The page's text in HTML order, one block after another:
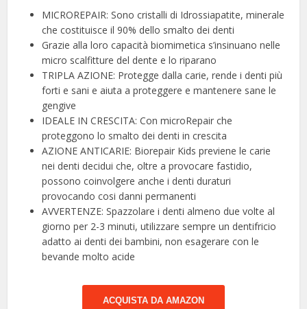
MICROREPAIR: Sono cristalli di Idrossiapatite, minerale
che costituisce il 90% dello smalto dei denti
Grazie alla loro capacità biomimetica s’insinuano nelle
micro scalfitture del dente e lo riparano
TRIPLA AZIONE: Protegge dalla carie, rende i denti più
forti e sani e aiuta a proteggere e mantenere sane le
gengive
IDEALE IN CRESCITA: Con microRepair che
proteggono lo smalto dei denti in crescita
AZIONE ANTICARIE: Biorepair Kids previene le carie
nei denti decidui che, oltre a provocare fastidio,
possono coinvolgere anche i denti duraturi
provocando cosi danni permanenti
AVVERTENZE: Spazzolare i denti almeno due volte al
giorno per 2-3 minuti, utilizzare sempre un dentifricio
adatto ai denti dei bambini, non esagerare con le
bevande molto acide
ACQUISTA DA AMAZON